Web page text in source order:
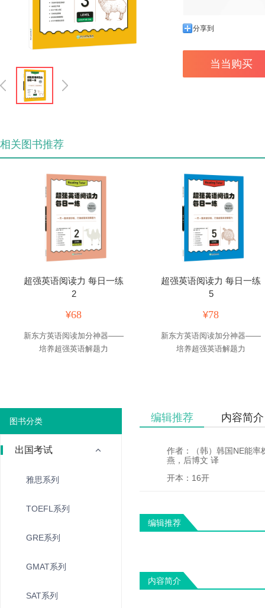
分享到
当当购买
相关图书推荐
超强英语阅读力 每日一练
2
¥68
新东方英语阅读加分神器——
培养超强英语解题力
超强英语阅读力 每日一练
5
¥78
新东方英语阅读加分神器——
培养超强英语解题力
图书分类
出国考试
雅思系列
TOEFL系列
GRE系列
GMAT系列
SAT系列
编辑推荐 内容简介
作者：（韩）韩国NE能率
燕，后博文 译
开本：16开
编辑推荐
内容简介